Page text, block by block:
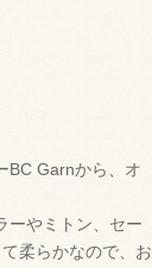
BC Garnから、オ
ーやミトン、セー
柔らかなので、お